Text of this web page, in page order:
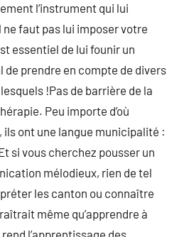
l’instrument qui lui
faut pas lui imposer votre
essentiel de lui founir un
de prendre en compte de divers
!Pas de barrière de la
Peu importe d’où
ont une langue municipalité :
si vous cherchez pousser un
mélodieux, rien de tel
les canton ou connaître
même qu’apprendre à
rend l’apprentissage des